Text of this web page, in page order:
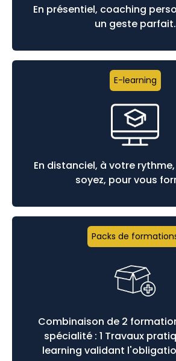
En présentiel, coaching
un geste parfait.
E-learning
En distanciel, à votre
soyez, pour vous
Packs de
Combinaison de 2
spécialité : 1 Travaux
learning validant